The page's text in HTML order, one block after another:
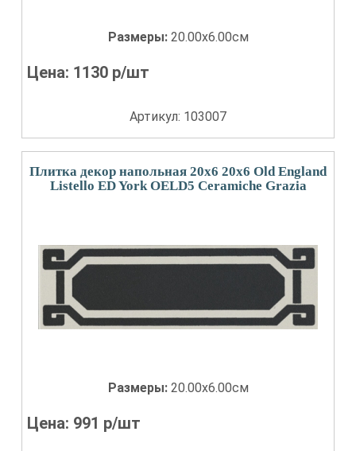
Размеры: 20.00x6.00см
Цена: 1130 р/шт
Артикул: 103007
Плитка декор напольная 20x6 20x6 Old England
Listello ED York OELD5 Ceramiche Grazia
Размеры: 20.00x6.00см
Цена: 991 р/шт